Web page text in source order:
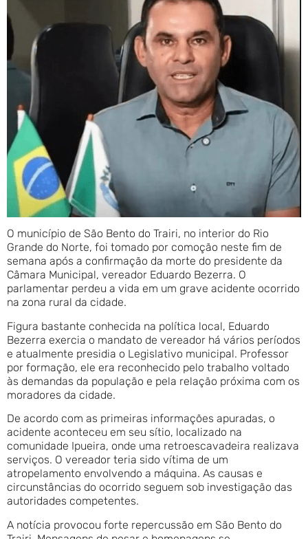
O município de São Bento do Trairi, no interior do Rio
Grande do Norte, foi tomado por comoção neste fim de
semana após a confirmação da morte do presidente da
Câmara Municipal, vereador Eduardo Bezerra. O
parlamentar perdeu a vida em um grave acidente ocorrido
na zona rural da cidade.
Figura bastante conhecida na política local, Eduardo
Bezerra exercia o mandato de vereador há vários períodos
e atualmente presidia o Legislativo municipal. Professor
por formação, ele era reconhecido pelo trabalho voltado
às demandas da população e pela relação próxima com os
moradores da cidade.
De acordo com as primeiras informações apuradas, o
acidente aconteceu em seu sítio, localizado na
comunidade Ipueira, onde uma retroescavadeira realizava
serviços. O vereador teria sido vítima de um
atropelamento envolvendo a máquina. As causas e
circunstâncias do ocorrido seguem sob investigação das
autoridades competentes.
A notícia provocou forte repercussão em São Bento do